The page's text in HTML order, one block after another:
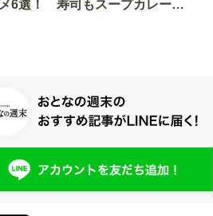
メ6選！ 寿司もスープカレーも